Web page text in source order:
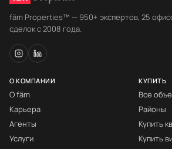
fäm Properties™ — 950+ экспертов, 25
сделок с 2008 года.
О КОМПАНИИ
О fäm
Карьера
Агенты
Услуги
КУПИТЬ
Все
Районы
Купить
Купить